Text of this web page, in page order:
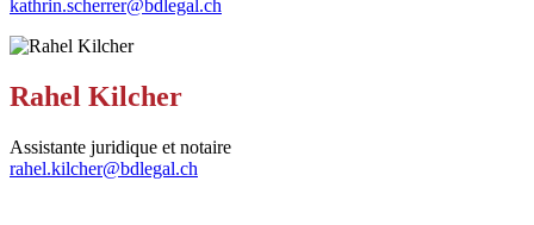
kathrin.scherrer@bdlegal.ch
Rahel Kilcher
Assistante juridique et notaire
rahel.kilcher@bdlegal.ch